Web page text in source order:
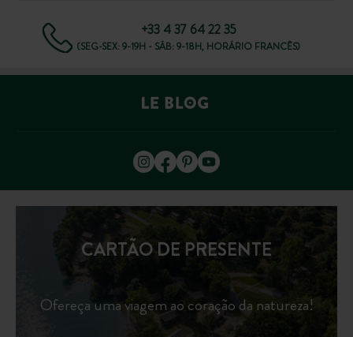
+33 4 37 64 22 35
(SEG-SEX: 9-19H - SÁB: 9-18H, HORÁRIO FRANCÊS)
CARTÃO DE PRESENTE
Ofereça uma viagem ao coração da natureza!